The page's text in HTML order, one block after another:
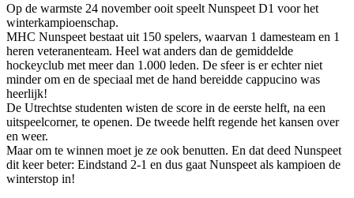
Op de warmste 24 november ooit speelt Nunspeet D1 voor het
winterkampioenschap.
MHC Nunspeet bestaat uit 150 spelers, waarvan 1 damesteam en 1
heren veteranenteam. Heel wat anders dan de gemiddelde
hockeyclub met meer dan 1.000 leden. De sfeer is er echter niet
minder om en de speciaal met de hand bereidde cappucino was
heerlijk!
De Utrechtse studenten wisten de score in de eerste helft, na een
uitspeelcorner, te openen. De tweede helft regende het kansen over
en weer.
Maar om te winnen moet je ze ook benutten. En dat deed Nunspeet
dit keer beter: Eindstand 2-1 en dus gaat Nunspeet als kampioen de
winterstop in!